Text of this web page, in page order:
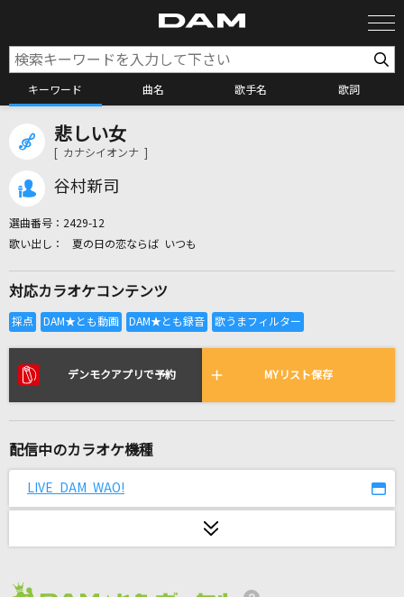
キーワード 曲名 歌手名 歌詞
全国りれき
リアルタイムで歌われている曲の一覧
恋人ごっこ
Ready to be a Lady
悲しい女
[ カナシイオンナ ]
谷村新司
選曲番号： 2429-12
夏の日の恋ならば いつも
対応カラオケコンテンツ
デンモクアプリで予約 MYリスト保存
配信中のカラオケ機種
LIVE DAM WAO!